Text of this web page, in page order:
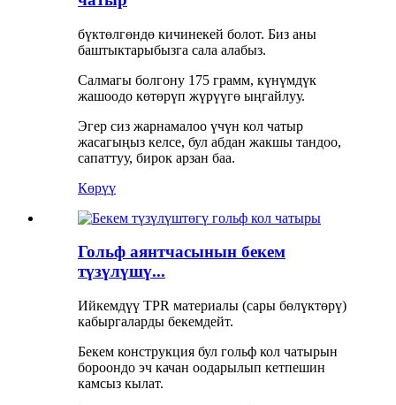
бүктөлгөндө кичинекей болот. Биз аны
баштыктарыбызга сала алабыз.
Салмагы болгону 175 грамм, күнүмдүк
жашоодо көтөрүп жүрүүгө ыңгайлуу.
Эгер сиз жарнамалоо үчүн кол чатыр
жасагыңыз келсе, бул абдан жакшы тандоо,
сапаттуу, бирок арзан баа.
Көрүү
Гольф аянтчасынын бекем
түзүлүшү...
Ийкемдүү TPR материалы (сары бөлүктөрү)
кабыргаларды бекемдейт.
Бекем конструкция бул гольф кол чатырын
бороондо эч качан оодарылып кетпешин
камсыз кылат.